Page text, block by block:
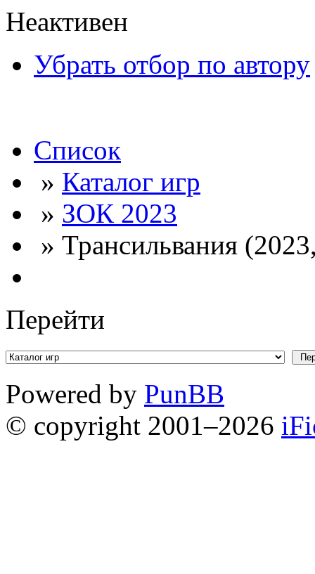
Неактивен
Убрать отбор по автору
Список
» Каталог игр
» ЗОК 2023
» Трансильвания
Перейти
Powered by PunBB
© copyright 2001–2026